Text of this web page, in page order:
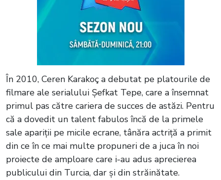
În 2010, Ceren Karakoç a debutat pe platourile de
filmare ale serialului Şefkat Tepe, care a însemnat
primul pas către cariera de succes de astăzi. Pentru
că a dovedit un talent fabulos încă de la primele
sale apariții pe micile ecrane, tânăra actriță a primit
din ce în ce mai multe propuneri de a juca în noi
proiecte de amploare care i-au adus aprecierea
publicului din Turcia, dar și din străinătate.